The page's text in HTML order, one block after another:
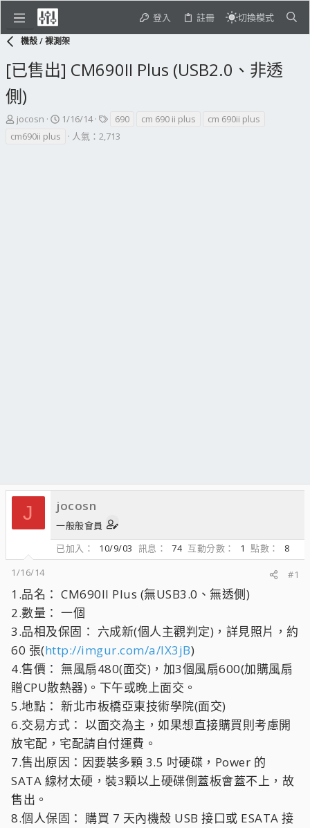
登入 註冊 切換模式
機殼 / 裸測架
[已售出] CM690II Plus (USB2.0、非透
側)
主
題
jocosn
開
1/16/14
標
籤
690 cm 690 ii plus
cm 690ii plus
cm690ii plus
人氣：2,713
J jocosn
一般般會員
已加入
10/9/03 訊息 74 互動分數 1 點數
8
1/16/14
#1
1.品名： CM690II Plus (無USB3.0、無透側)
2.數量： 一個
3.品相及保固： 六成新(個人主觀判定)，詳見照片，約
60 張(http://imgur.com/a/lX3jB)
4.售價： 無風扇480(面交)，加3個風扇600(加購風扇
贈CPU散熱器)。下午或晚上面交。
5.地點： 新北市板橋亞東技術學院(面交)
6.交易方式： 以面交為主，如果想直接購買則考慮開
放宅配，宅配請自付運費。
7.售出原因：因要裝多顆 3.5 吋硬碟，Power 的
SATA 線材太硬，裝3顆以上硬碟側蓋板會蓋不上，故
售出。
8.個人保固： 購買 7 天內機殼 USB 接口或 ESATA 接